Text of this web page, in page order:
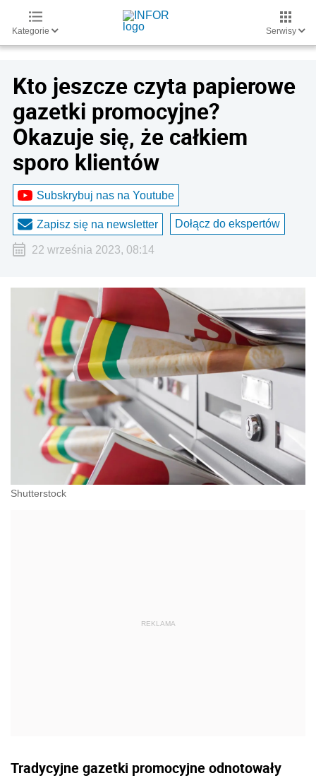
Kategorie Serwisy
Kto jeszcze czyta papierowe
gazetki promocyjne?
Okazuje się, że całkiem
sporo klientów
Subskrybuj nas na Youtube
Zapisz się na newsletter Dołącz do ekspertów
22 września 2023, 08:14
Shutterstock
Tradycyjne gazetki promocyjne odnotowały